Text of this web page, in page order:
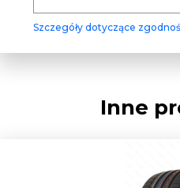
Szczegóły dotyczące
Inne